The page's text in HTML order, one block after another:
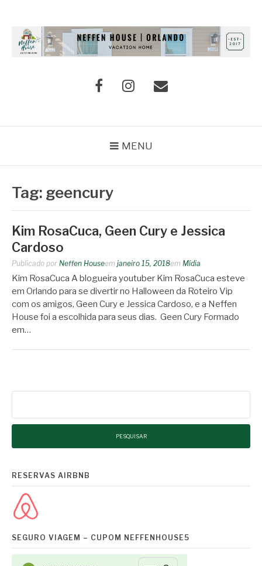
conteúdo
NEFFEN HOUSE
FacebookInstagramE-
MENU
Tag: geencury
Kim RosaCuca, Geen Cury e Jessica
Cardoso
Publicado por Neffen Houseem janeiro 15, 2018em Mídia
Kim RosaCuca A blogueira youtuber Kim RosaCuca esteve
em Orlando para se divertir no Halloween da Roteiro Vip
com os amigos, Geen Cury e Jessica Cardoso, e a Neffen
House foi a escolhida para seus dias. Geen Cury Formado
em…
RESERVAS AIRBNB
SEGURO VIAGEM – CUPOM NEFFENHOUSE5